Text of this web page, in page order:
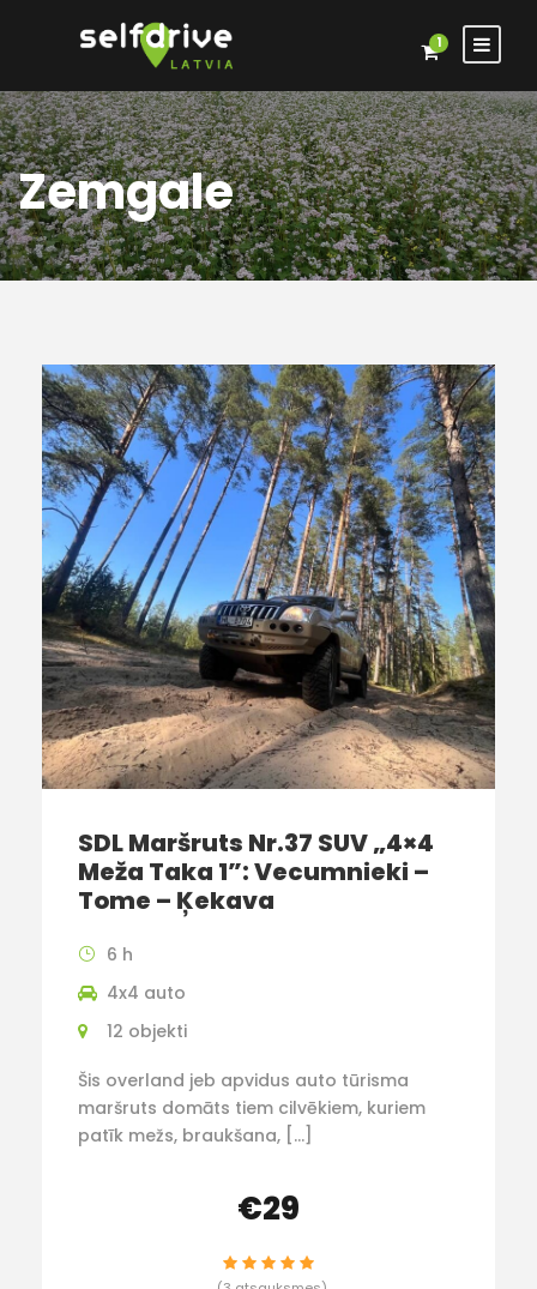
1
Zemgale
SDL Maršruts Nr.37 SUV „4×4
Meža Taka 1”: Vecumnieki –
Tome – Ķekava
6 h
4x4 auto
12 objekti
Šis overland jeb apvidus auto tūrisma
maršruts domāts tiem cilvēkiem, kuriem
patīk mežs, braukšana, […]
€29